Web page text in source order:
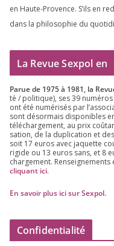
en Haute-Provence. S’ils en
dans la phi­lo­so­phie du
La Revue Sexpol en
Parue de 1975à 1981, la
té /​ poli­tique), ses39
ont été numé­ri­sés par
sont désor­mais dis­po­nibles
télé­char­ge­ment, au prix
sa­tion, de la dupli­ca­tion et
soit 17 euros avec jaquette
rigide ou 13 euros sans, et 8
char­ge­ment. Ren­sei­gne­ments
cli­quant ici.
En savoir plus ici sur Sexpol.
Confidentialité